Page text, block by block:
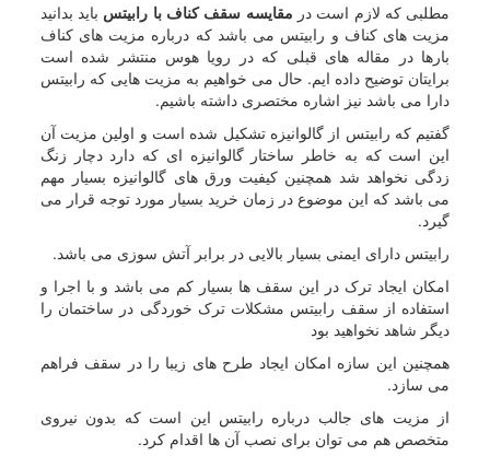
مطلبی که لازم است در مقایسه سقف کناف با رابیتس باید بدانید
مزیت های کناف و رابیتس می باشد که درباره مزیت های کناف
بارها در مقاله های قبلی که در رویا هوس منتشر شده است
برایتان توضیح داده ایم. حال می خواهیم به مزیت هایی که رابیتس
دارا می باشد نیز اشاره مختصری داشته باشیم.
گفتیم که رابیتس از گالوانیزه تشکیل شده است و اولین مزیت آن
این است که به خاطر ساختار گالوانیزه ای که دارد دچار زنگ
زدگی نخواهد شد همچنین کیفیت ورق های گالوانیزه بسیار مهم
می باشد که این موضوع در زمان خرید بسیار مورد توجه قرار می
گیرد.
رابیتس دارای ایمنی بسیار بالایی در برابر آتش سوزی می باشد.
امکان ایجاد ترک در این سقف ها بسیار کم می باشد و با اجرا و
استفاده از سقف رابیتس مشکلات ترک خوردگی در ساختمان را
دیگر شاهد نخواهید بود
همچنین این سازه امکان ایجاد طرح های زیبا را در سقف فراهم
می سازد.
از مزیت های جالب درباره رابیتس این است که بدون نیروی
متخصص هم می توان برای نصب آن ها اقدام کرد.